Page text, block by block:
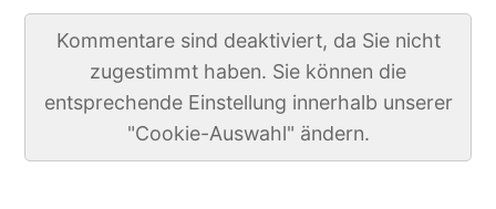
Kommentare sind deaktiviert, da Sie nicht
zugestimmt haben. Sie können die
entsprechende Einstellung innerhalb unserer
"Cookie-Auswahl" ändern.